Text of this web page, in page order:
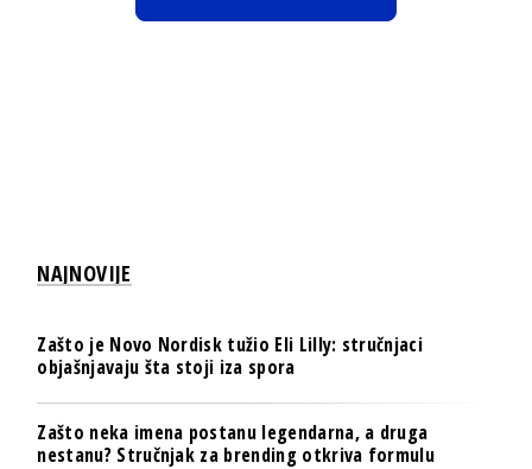
NAJNOVIJE
Zašto je Novo Nordisk tužio Eli Lilly: stručnjaci
objašnjavaju šta stoji iza spora
Zašto neka imena postanu legendarna, a druga
nestanu? Stručnjak za brending otkriva formulu